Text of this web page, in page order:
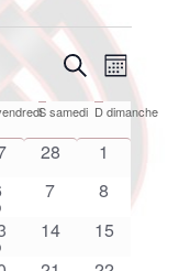
Recherche
navigation
de
vues
Évènements
Recherche
de
vues
Mois
Ssamedi Ddimanche
0
28
0
1
0
7
0
8
0
14
0
15